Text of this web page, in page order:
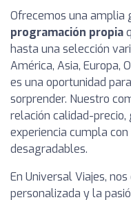
Ofrecemos una amplia
programación propia
hasta una selección
América, Asia, Europa,
es una oportunidad
sorprender. Nuestro
relación calidad-precio,
experiencia cumpla
desagradables.
En Universal Viajes,
personalizada y la